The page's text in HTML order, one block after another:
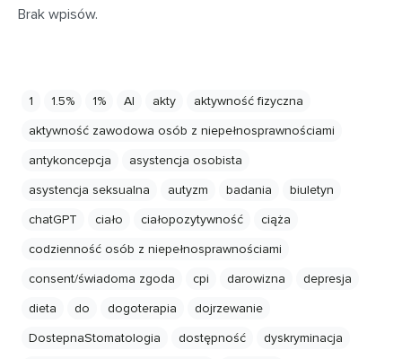
Brak wpisów.
1 1.5% 1% AI akty
aktywność fizyczna
aktywność zawodowa osób z niepełnosprawnościami
antykoncepcja
asystencja osobista
asystencja seksualna
autyzm badania
biuletyn
chatGPT
ciało ciałopozytywność
ciąża
codzienność osób z niepełnosprawnościami
consent/świadoma zgoda
cpi darowizna
depresja
dieta
do dogoterapia
dojrzewanie
DostepnaStomatologia
dostępność
dyskryminacja